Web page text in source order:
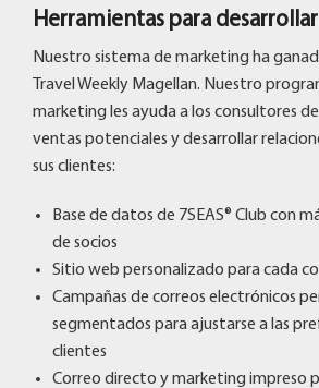
Herramientas para
Nuestro sistema de marketing ha
Travel Weekly Magellan. Nuestro
marketing les ayuda a los consultores
ventas potenciales y desarrollar
sus clientes:
Base de datos de 7SEAS® Club con
de socios
Sitio web personalizado para cada
Campañas de correos electrónicos
segmentados para ajustarse a las
clientes
Correo directo y marketing impreso